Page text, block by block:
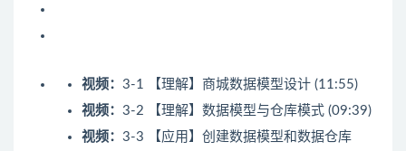
视频： 3-1 【理解】商城数据模型设计 (11:55)
视频： 3-2 【理解】数据模型与仓库模式 (09:39)
视频： 3-3 【应用】创建数据模型和数据仓库